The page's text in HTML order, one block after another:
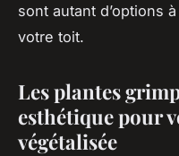
sont autant d’options
votre toit.
Les plantes
esthétique pour
végétalisée